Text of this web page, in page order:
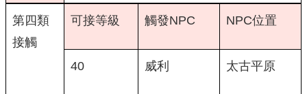
第四類
接觸
可接等級 觸發NPC NPC位置
40 威利 太古平原